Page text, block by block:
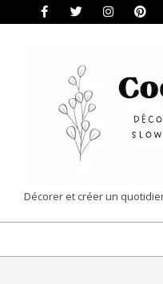
COCON
|
Décorer et créer un